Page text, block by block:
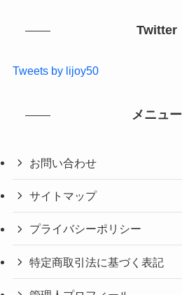
Twitter
Tweets by lijoy50
メニュー
お問い合わせ
サイトマップ
プライバシーポリシー
特定商取引法に基づく表記